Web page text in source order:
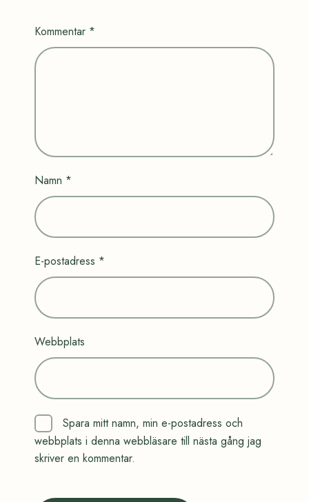
Kommentar *
Namn *
E-postadress *
Webbplats
Spara mitt namn, min e-postadress och
webbplats i denna webbläsare till nästa gång jag
skriver en kommentar.